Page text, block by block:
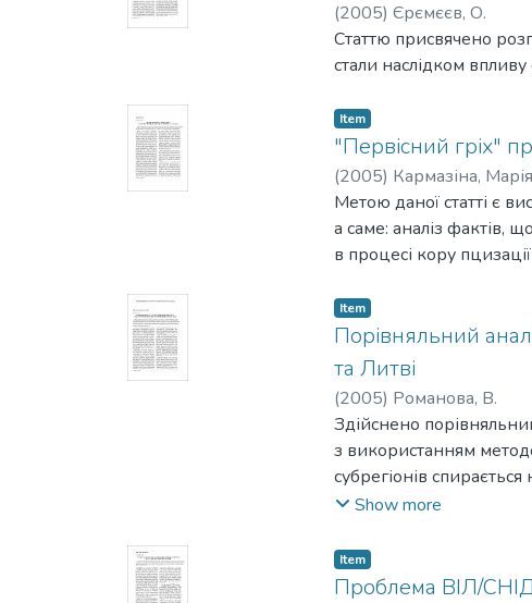
(2005) Єрємєєв, О.
Статтю присвячено
стали наслідком
Item
"Первісний гріх"
(2005) Кармазіна, Марія
Метою даної статті є
а саме: аналіз фактів,
в процесі кору
Item
Порівняльний
та Литві
(2005) Романова, В.
Здійснено
з використанням
субрегіонів
органів державної
стратегій державного
Show more
Item
Проблема ВІЛ/